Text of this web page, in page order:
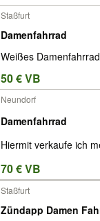
Staßfurt
Damenfahrrad
Weißes
50 € VB
Neundorf
Damenfahrrad
Hiermit verkaufe ich
70 € VB
Staßfurt
Zündapp Damen